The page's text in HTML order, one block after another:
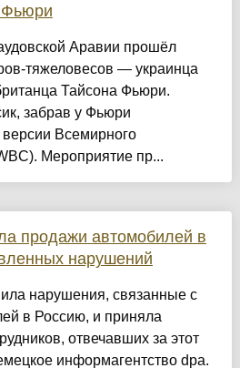
Фьюри
Аравии прошёл
тяжеловесов — украинца
Тайсона Фьюри.
забрав у Фьюри
Всемирного
Мероприятие пр...
продажи автомобилей в
нарушений
нарушения, связанные с
в Россию, и приняла
отвечавших за этот
информагентство dpa.